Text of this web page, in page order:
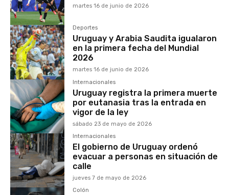
martes 16 de junio de 2026
Deportes
Uruguay y Arabia Saudita igualaron
en la primera fecha del Mundial
2026
martes 16 de junio de 2026
Internacionales
Uruguay registra la primera muerte
por eutanasia tras la entrada en
vigor de la ley
sábado 23 de mayo de 2026
Internacionales
El gobierno de Uruguay ordenó
evacuar a personas en situación de
calle
jueves 7 de mayo de 2026
Colón